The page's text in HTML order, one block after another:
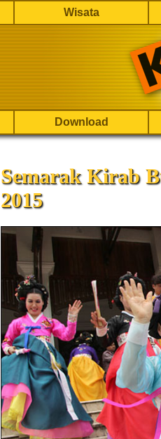
Wisata
Download
Semarak Kirab
2015